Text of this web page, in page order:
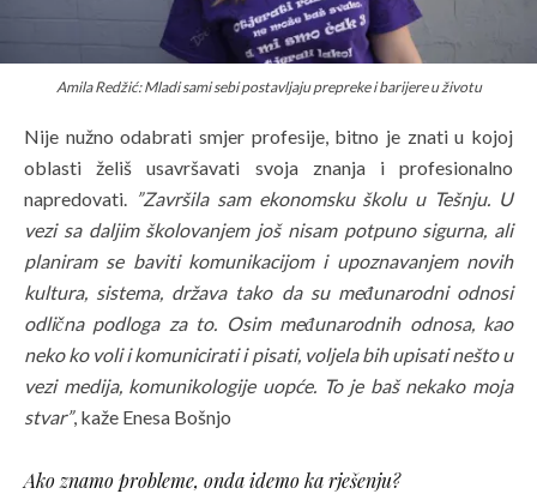
Amila Redžić:Mladi sami sebi postavljaju prepreke i barijere u životu
Nije nužno odabrati smjer profesije, bitno je znati u kojoj
oblasti želiš usavršavati svoja znanja i profesionalno
napredovati. ”Završila sam ekonomsku školu u Tešnju. U
vezi sa daljim školovanjem još nisam potpuno sigurna, ali
planiram se baviti komunikacijom i upoznavanjem novih
kultura, sistema, država tako da su međunarodni odnosi
odlična podloga za to. Osim međunarodnih odnosa, kao
neko ko voli i komunicirati i pisati, voljela bih upisati nešto u
vezi medija, komunikologije uopće. To je baš nekako moja
stvar”, kaže Enesa Bošnjo
Ako znamo probleme, onda idemo ka rješenju?